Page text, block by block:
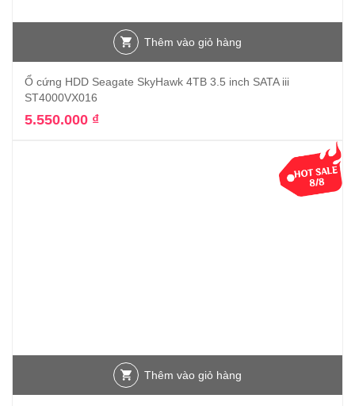
Thêm vào giỏ hàng
Ổ cứng HDD Seagate SkyHawk 4TB 3.5 inch SATA iii
ST4000VX016
5.550.000 ₫
Thêm vào giỏ hàng